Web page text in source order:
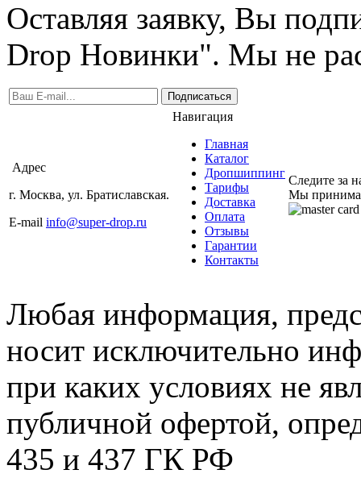
Оставляя заявку, Вы
Drop Новинки". Мы не
Подписаться
Адрес
г. Москва, ул. Братиславская.
E-mail info@super-drop.ru
Навигация
Главная
Каталог
Дропшиппинг
Тарифы
Доставка
Оплата
Отзывы
Гарантии
Контакты
Следите за
Мы
Любая информация,
носит исключительно
при каких условиях не
публичной офертой,
435 и 437 ГК РФ